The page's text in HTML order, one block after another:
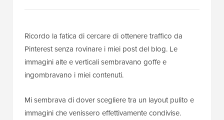
Ricordo la fatica di cercare di ottenere traffico da
Pinterest senza rovinare i miei post del blog. Le
immagini alte e verticali sembravano goffe e
ingombravano i miei contenuti.
Mi sembrava di dover scegliere tra un layout pulito e
immagini che venissero effettivamente condivise.